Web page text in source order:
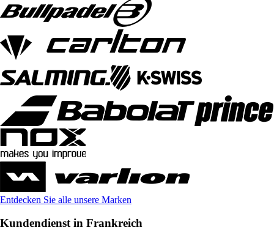
Entdecken Sie alle unsere Marken
Kundendienst in Frankreich